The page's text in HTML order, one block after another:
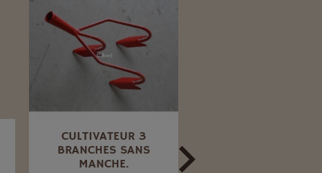
CULTIVATEUR 3
BRANCHES SANS
MANCHE.